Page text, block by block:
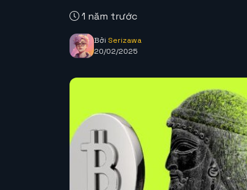
1 năm trước
Bởi Serizawa
20/02/2025